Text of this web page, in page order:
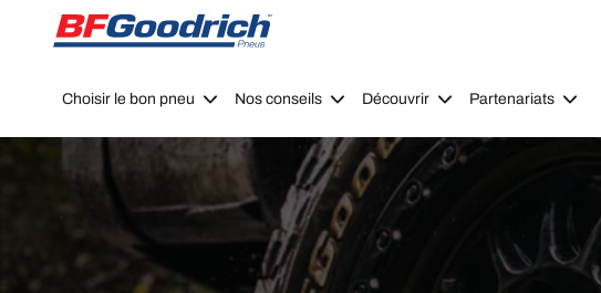
Go to page content
Go to page navigation
Choisir le bon pneu Nos conseils Découvrir Partenariats